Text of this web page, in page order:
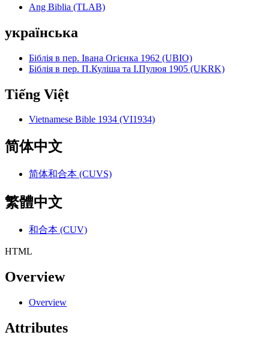
Ang Biblia (TLAB)
українська
Біблія в пер. Івана Огієнка 1962 (UBIO)
Біблія в пер. П.Куліша та І.Пулюя 1905 (UKRK)
Tiếng Việt
Vietnamese Bible 1934 (VI1934)
简体中文
简体和合本 (CUVS)
繁體中文
和合本 (CUV)
HTML
Overview
Overview
Attributes